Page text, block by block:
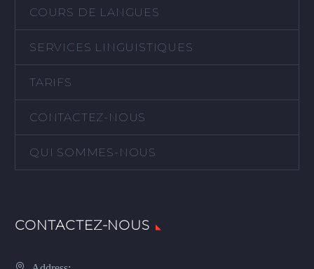
COURS DE LANGUES
SERVICES LINGUISTIQUES
TARIFS
CONTACTEZ-NOUS
QUI SOMMES-NOUS
CONTACTEZ-NOUS